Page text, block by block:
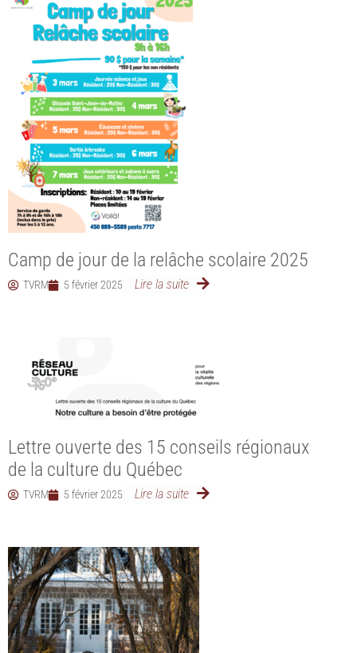
Camp de jour de la relâche scolaire 2025
TVRM 5 février 2025 Lire la suite
Lettre ouverte des 15 conseils régionaux
de la culture du Québec
TVRM 5 février 2025 Lire la suite